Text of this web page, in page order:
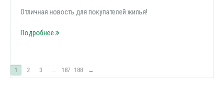
Отличная новость для покупателей жилья!
Подробнее
1 2 3 ... 187 188 →